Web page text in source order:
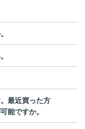
最近買った方
能ですか。